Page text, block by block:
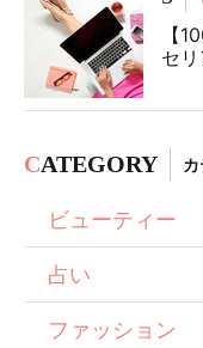
【
セリ
CATEGORY
ビューティー
占い
ファッション